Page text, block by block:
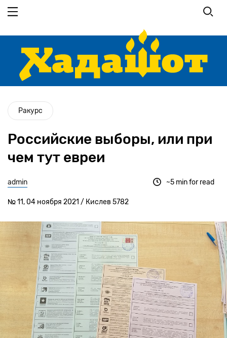
основному
Ракурс
Российские выборы, или при
чем тут евреи
admin
№ 11, 04 ноября 2021 / Кислев 5782
~5 min for read